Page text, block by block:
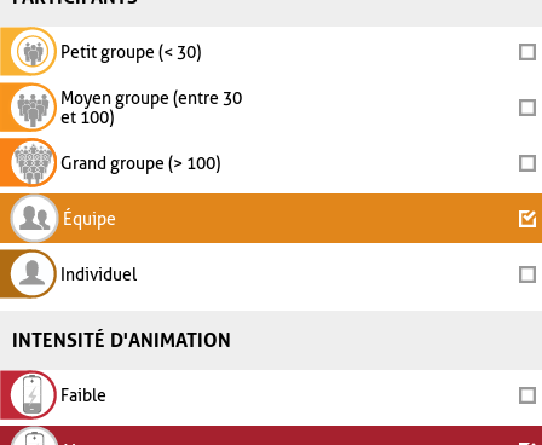
Petit groupe (< 30)
Moyen groupe (entre 30
et 100)
Grand groupe (> 100)
Équipe
Individuel
INTENSITÉ D'ANIMATION
Faible